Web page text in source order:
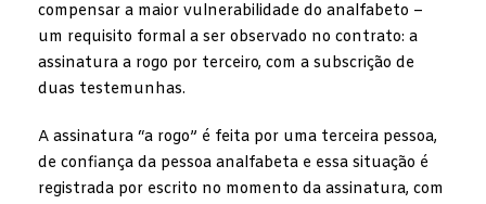
compensar a maior vulnerabilidade do analfabeto –
um requisito formal a ser observado no contrato: a
assinatura a rogo por terceiro, com a subscrição de
duas testemunhas.
A assinatura “a rogo” é feita por uma terceira pessoa,
de confiança da pessoa analfabeta e essa situação é
registrada por escrito no momento da assinatura, com